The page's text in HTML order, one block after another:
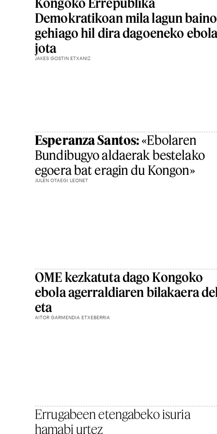
Demokratikoan mila lagun baino
gehiago hil dira dagoeneko
jota
JAKES GOSTIN ETXANIZ
Esperanza Santos:«Ebolaren
Bundibugyo aldaerak bestelako
egoera bat eragin du Kongon»
JULEN OTAEGI LEONET
OME kezkatuta dago Kongoko
ebola agerraldiaren bilakaera
eta
AITOR GARMENDIA ETXEBERRIA
Errugabeen etengabeko isuria
hamabi urtez